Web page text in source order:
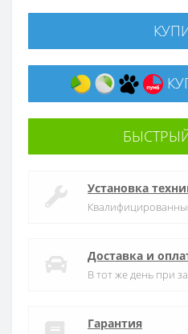
Установка
Доставка и
В тот же день при
Гарантия